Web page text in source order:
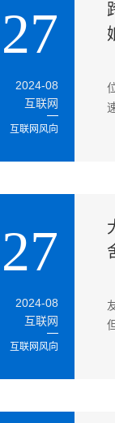
27
2024-08
互联网
互联网风向
27
2024-08
互联网
互联网风向